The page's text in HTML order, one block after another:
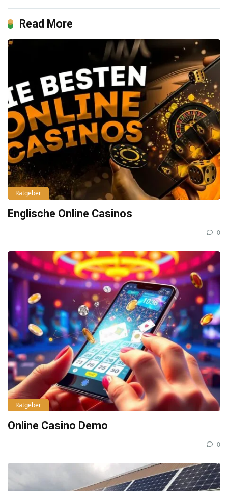
Read More
Ratgeber
Englische Online Casinos
0
Ratgeber
Online Casino Demo
0